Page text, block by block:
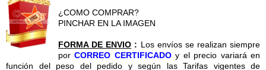
¿COMO COMPRAR?
PINCHAR EN LA IMAGEN
FORMA DE ENVIO : Los envíos se realizan siempre
porCORREO CERTIFICADOy el precio variará en
función del peso del pedido y según las Tarifas vigentes de